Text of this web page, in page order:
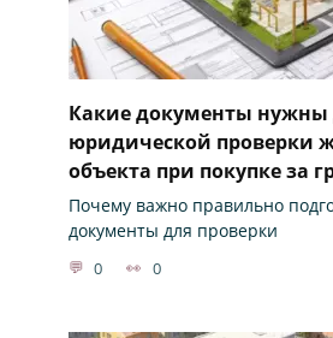
Какие документы нужны
юридической проверки
объекта при покупке за
Почему важно правильно
документы для проверки
0 0